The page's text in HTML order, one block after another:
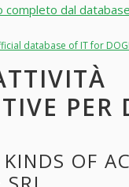
dal
database of IT for
PER
OF